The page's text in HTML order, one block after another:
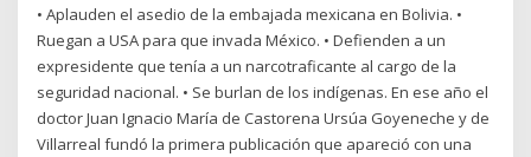
• Aplauden el asedio de la embajada mexicana en Bolivia. •
Ruegan a USA para que invada México. • Defienden a un
expresidente que tenía a un narcotraficante al cargo de la
seguridad nacional. • Se burlan de los indígenas. En ese año el
doctor Juan Ignacio María de Castorena Ursúa Goyeneche y de
Villarreal fundó la primera publicación que apareció con una